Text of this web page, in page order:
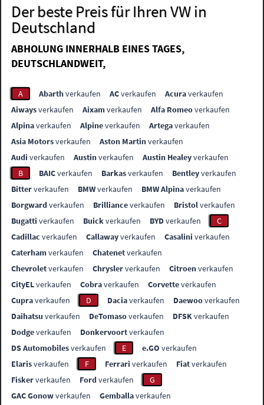
Der beste Preis für Ihren VW in
Deutschland
ABHOLUNG INNERHALB EINES TAGES,
DEUTSCHLANDWEIT,
A Abarthverkaufen ACverkaufen Acuraverkaufen
Aiwaysverkaufen Aixamverkaufen Alfa Romeoverkaufen
Alpinaverkaufen Alpineverkaufen Artegaverkaufen
Asia Motorsverkaufen Aston Martinverkaufen
Audi verkaufen Austinverkaufen Austin Healeyverkaufen
B
BAICverkaufen Barkasverkaufen Bentleyverkaufen
Bitterverkaufen BMWverkaufen BMW Alpinaverkaufen
Borgwardverkaufen Brillianceverkaufen Bristolverkaufen
Bugatti verkaufen Buickverkaufen BYDverkaufen
C
Cadillac verkaufen Callawayverkaufen Casalini verkaufen
Caterhamverkaufen Chatenetverkaufen
Chevroletverkaufen Chryslerverkaufen Citroenverkaufen
CityELverkaufen Cobraverkaufen Corvetteverkaufen
Cupraverkaufen D Daciaverkaufen Daewooverkaufen
Daihatsu verkaufen DeTomasoverkaufen DFSKverkaufen
Dodgeverkaufen Donkervoortverkaufen
DS Automobilesverkaufen E e.GO verkaufen
Elarisverkaufen F Ferrari verkaufen Fiatverkaufen
Fiskerverkaufen Fordverkaufen
G
GAC Gonowverkaufen Gemballaverkaufen